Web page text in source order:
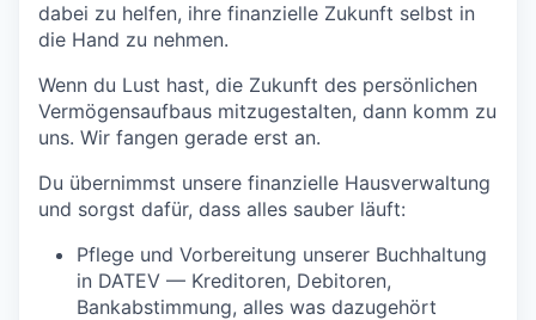
dabei zu helfen, ihre finanzielle Zukunft selbst in
die Hand zu nehmen.
Wenn du Lust hast, die Zukunft des persönlichen
Vermögensaufbaus mitzugestalten, dann komm zu
uns. Wir fangen gerade erst an.
Du übernimmst unsere finanzielle Hausverwaltung
und sorgst dafür, dass alles sauber läuft:
Pflege und Vorbereitung unserer Buchhaltung
in DATEV — Kreditoren, Debitoren,
Bankabstimmung, alles was dazugehört